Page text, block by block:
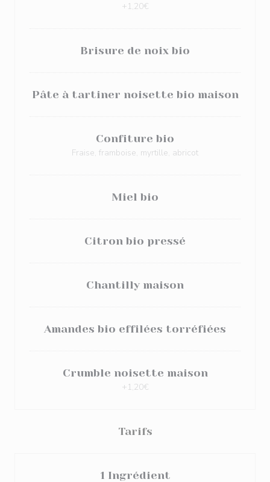
+1,20€
Brisure de noix bio
Pâte à tartiner noisette bio maison
Confiture bio
Fraise, framboise, myrtille, abricot
Miel bio
Citron bio pressé
Chantilly maison
Amandes bio effilées torréfiées
Crumble noisette maison
+1,20€
Tarifs
1 Ingrédient